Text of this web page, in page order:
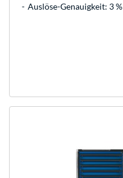
Auslöse-Genauigkeit: 3 %